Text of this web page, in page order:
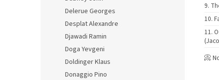
Delerue Georges
Desplat Alexandre
Djawadi Ramin
Doga Yevgeni
Doldinger Klaus
Donaggio Pino
📀